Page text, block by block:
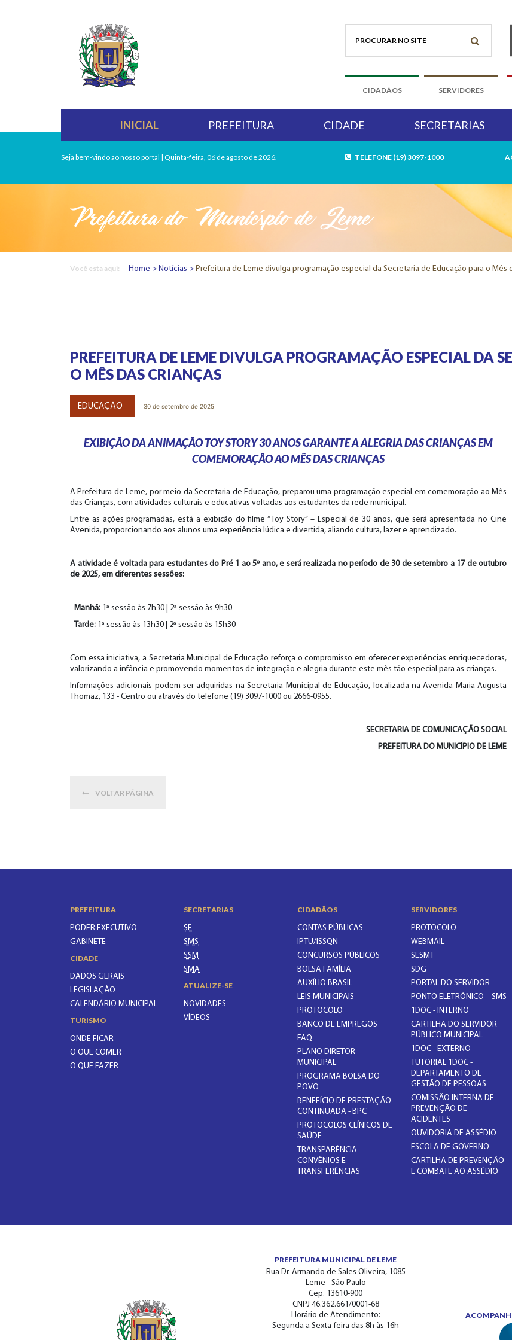
CIDADÃOS SERVIDORES
INICIAL PREFEITURA CIDADE SECRETARIAS
Seja bem-vindo ao nosso portal | Quinta-feira, 06 de agosto de 2026. TELEFONE (19) 3097-1000
Prefeitura do Município de Leme
Você esta aqui: Home Notícias Prefeitura de Leme divulga programação especial da Secretaria de Educação para o Mês
PREFEITURA DE LEME DIVULGA PROGRAMAÇÃO ESPECIAL DA
O MÊS DAS CRIANÇAS
EDUCAÇÃO 30 de setembro de 2025
EXIBIÇÃO DA ANIMAÇÃO TOY STORY 30 ANOS GARANTE A ALEGRIA DAS CRIANÇAS EM
COMEMORAÇÃO AO MÊS DAS CRIANÇAS
A Prefeitura de Leme, por meio da Secretaria de Educação, preparou uma programação especial em comemoração ao Mês
das Crianças, com atividades culturais e educativas voltadas aos estudantes da rede municipal.
Entre as ações programadas, está a exibição do filme “Toy Story” – Especial de 30 anos, que será apresentada no Cine
Avenida, proporcionando aos alunos uma experiência lúdica e divertida, aliando cultura, lazer e aprendizado.
A atividade é voltada para estudantes do Pré 1 ao 5º ano, e será realizada no período de 30 de setembro a 17 de outubro
de 2025, em diferentes sessões:
- Manhã: 1ª sessão às 7h30 | 2ª sessão às 9h30
- Tarde: 1ª sessão às 13h30 | 2ª sessão às 15h30
Com essa iniciativa, a Secretaria Municipal de Educação reforça o compromisso em oferecer experiências enriquecedoras,
valorizando a infância e promovendo momentos de integração e alegria durante este mês tão especial para as crianças.
Informações adicionais podem ser adquiridas na Secretaria Municipal de Educação, localizada na Avenida Maria Augusta
Thomaz, 133 - Centro ou através do telefone (19) 3097-1000 ou 2666-0955.
SECRETARIA DE COMUNICAÇÃO SOCIAL
PREFEITURA DO MUNICÍPIO DE LEME
VOLTAR PÁGINA
PREFEITURA
PODER EXECUTIVO
GABINETE
CIDADE
DADOS GERAIS
LEGISLAÇÃO
CALENDÁRIO MUNICIPAL
TURISMO
ONDE FICAR
O QUE COMER
O QUE FAZER
SECRETARIAS
SE
SMS
SSM
SMA
ATUALIZE-SE
NOVIDADES
VÍDEOS
CIDADÃOS
CONTAS PÚBLICAS
IPTU/ISSQN
CONCURSOS PÚBLICOS
BOLSA FAMÍLIA
AUXÍLIO BRASIL
LEIS MUNICIPAIS
PROTOCOLO
BANCO DE EMPREGOS
FAQ
PLANO DIRETOR
MUNICIPAL
PROGRAMA BOLSA DO
POVO
BENEFÍCIO DE PRESTAÇÃO
CONTINUADA - BPC
PROTOCOLOS CLÍNICOS DE
SAÚDE
TRANSPARÊNCIA -
CONVÊNIOS E
TRANSFERÊNCIAS
SERVIDORES
PROTOCOLO
WEBMAIL
SESMT
SDG
PORTAL DO SERVIDOR
PONTO ELETRÔNICO – SMS
1DOC - INTERNO
CARTILHA DO SERVIDOR
PÚBLICO MUNICIPAL
1DOC - EXTERNO
TUTORIAL 1DOC -
DEPARTAMENTO DE
GESTÃO DE PESSOAS
COMISSÃO INTERNA DE
PREVENÇÃO DE
ACIDENTES
OUVIDORIA DE ASSÉDIO
ESCOLA DE GOVERNO
CARTILHA DE PREVENÇÃO
E COMBATE AO ASSÉDIO
PREFEITURA MUNICIPAL DE LEME
Rua Dr. Armando de Sales Oliveira, 1085
Leme - São Paulo
Cep. 13610-900
CNPJ 46.362.661/0001-68
Horário de Atendimento:
Segunda a Sexta-feira das 8h às 16h